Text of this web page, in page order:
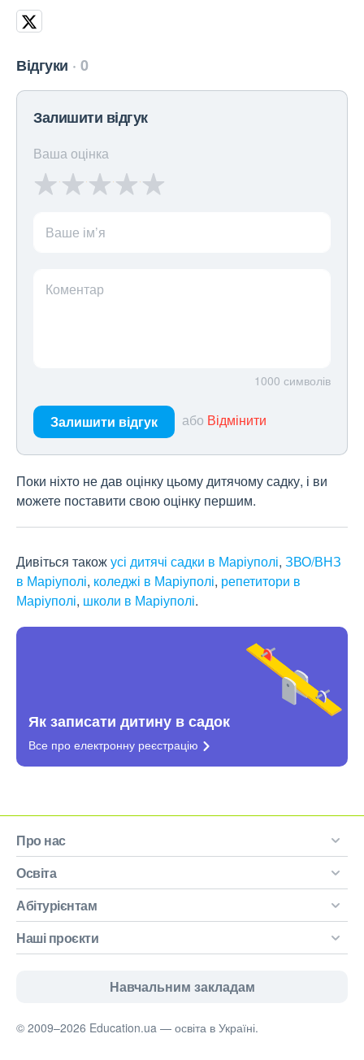
Відгуки 0
Залишити відгук
Ваша оцінка
Ваше ім’я
Коментар
1000 символів
Залишити відгук або Відмінити
Поки ніхто не дав оцінку цьому дитячому садку, і ви
можете поставити свою оцінку першим.
Дивіться такожусі дитячі садки в Маріуполі, ЗВО/ВНЗ
в Маріуполі, коледжі в Маріуполі, репетитори в
Маріуполі, школи в Маріуполі.
Як записати дитину в садок
Все про електронну реєстрацію
Про нас
Освіта
Абітурієнтам
Наші проєкти
Навчальним закладам
© 2009–2026 Education.ua — освіта в Україні.